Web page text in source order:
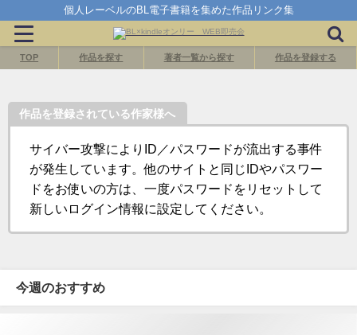
個人レーベルのBL電子書籍を集めた作品リンク集
TOP 作品を探す 著者一覧から探す 作品を登録する
作品を登録されている作家様へ
サイバー攻撃によりID／パスワードが流出する事件
が発生しています。他のサイトと同じIDやパスワー
ドをお使いの方は、一度パスワードをリセットして
新しいログイン情報に設定してください。
今週のおすすめ